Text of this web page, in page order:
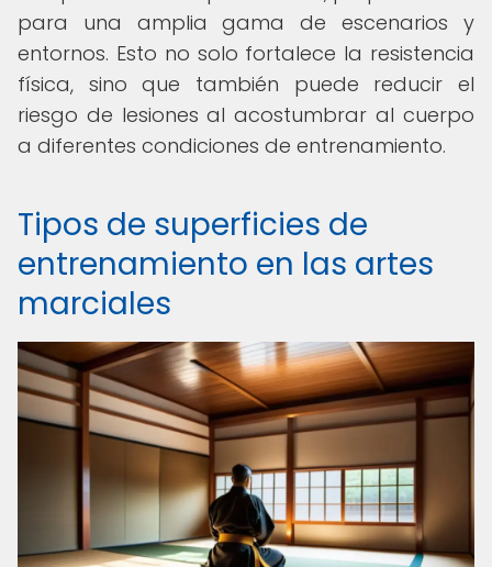
para una amplia gama de escenarios y
entornos. Esto no solo fortalece la resistencia
física, sino que también puede reducir el
riesgo de lesiones al acostumbrar al cuerpo
a diferentes condiciones de entrenamiento.
Tipos de superficies de
entrenamiento en las artes
marciales